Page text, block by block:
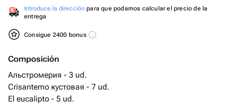
Introduce la dirección para que podamos calcular el precio de la
entrega
Consigue 2400 bonus
Composición
Альстромерия - 3 ud.
Crisantemo кустовая - 7 ud.
El eucalipto - 5 ud.